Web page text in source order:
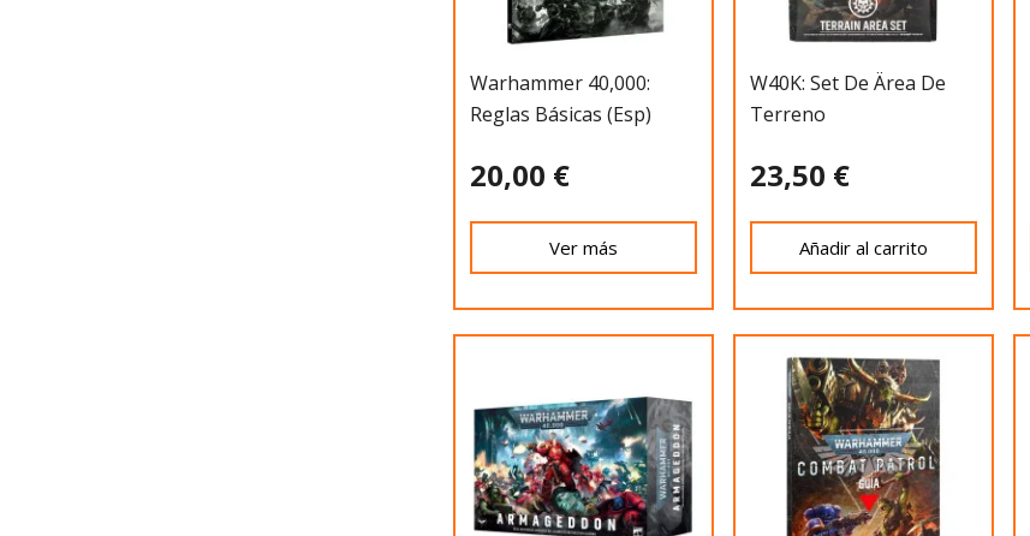
Warhammer 40,000:
Reglas Básicas (Esp)
20,00 €
Ver más
W40K: Set De Ärea De
Terreno
23,50 €
Añadir al carrito